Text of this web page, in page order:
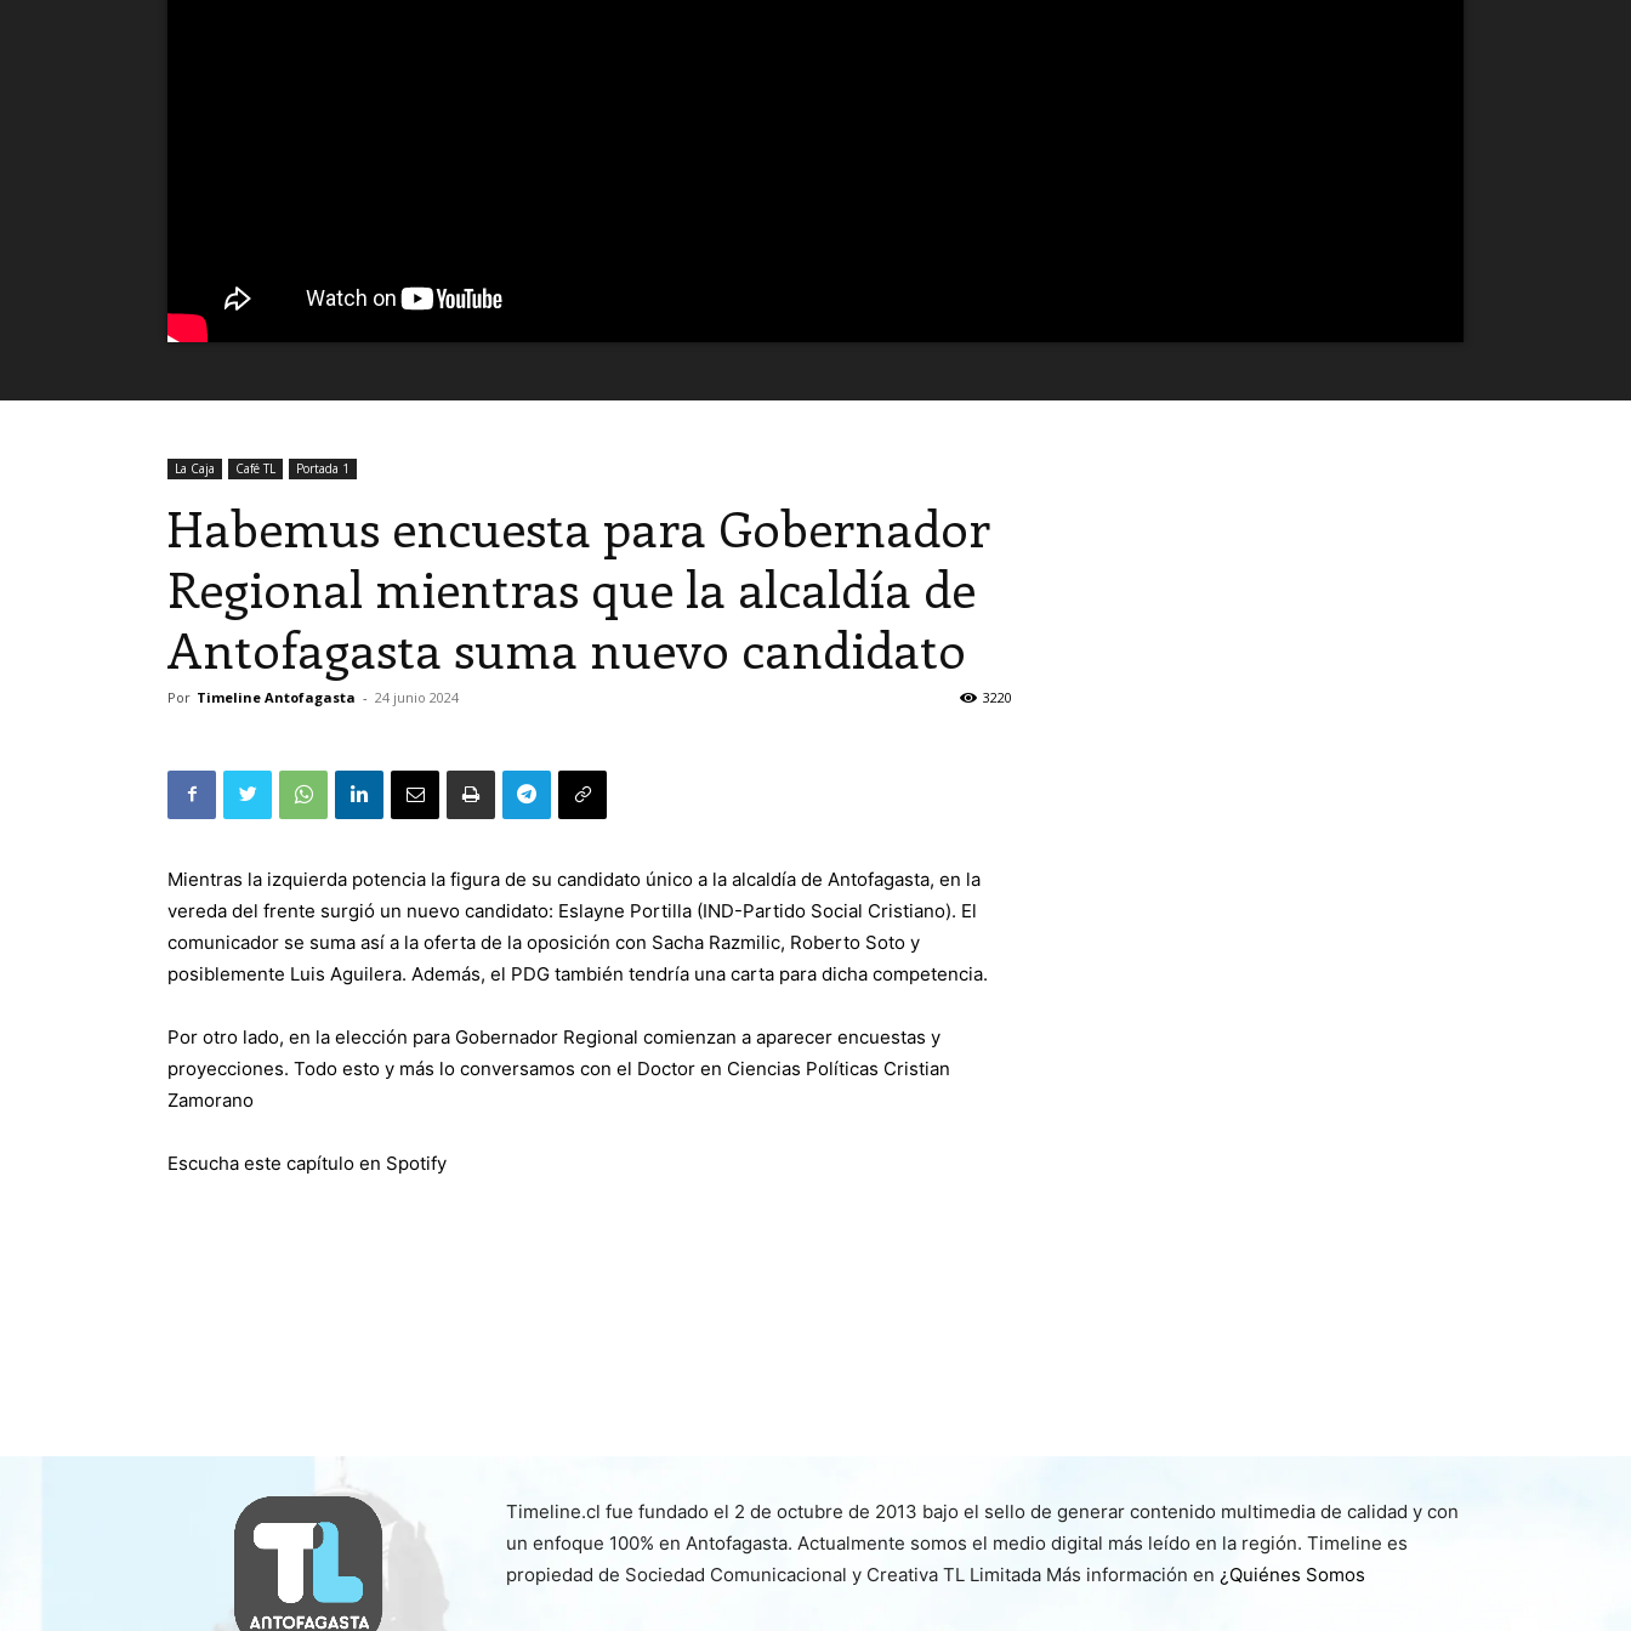
La Caja Café TL Portada 1
Habemus encuesta para Gobernador
Regional mientras que la alcaldía de
Antofagasta suma nuevo candidato
Por Timeline Antofagasta - 24 junio 2024 3220
Mientras la izquierda potencia la figura de su candidato único a la alcaldía de Antofagasta, en la
vereda del frente surgió un nuevo candidato: Eslayne Portilla (IND-Partido Social Cristiano). El
comunicador se suma así a la oferta de la oposición con Sacha Razmilic, Roberto Soto y
posiblemente Luis Aguilera. Además, el PDG también tendría una carta para dicha competencia.
Por otro lado, en la elección para Gobernador Regional comienzan a aparecer encuestas y
proyecciones. Todo esto y más lo conversamos con el Doctor en Ciencias Políticas Cristian
Zamorano
Escucha este capítulo en Spotify
Timeline.cl fue fundado el 2 de octubre de 2013 bajo el sello de generar contenido multimedia de calidad y con
un enfoque 100% en Antofagasta. Actualmente somos el medio digital más leído en la región. Timeline es
propiedad de Sociedad Comunicacional y Creativa TL Limitada Más información en ¿Quiénes Somos